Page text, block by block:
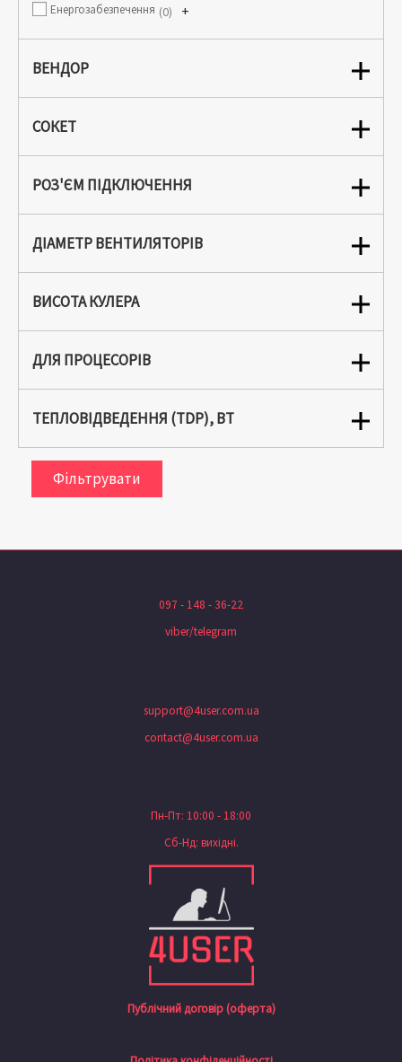
Енергозабезпечення +
0
ВЕНДОР
СОКЕТ
РОЗ'ЄМ ПІДКЛЮЧЕННЯ
ДІАМЕТР ВЕНТИЛЯТОРІВ
ВИСОТА КУЛЕРА
ДЛЯ ПРОЦЕСОРІВ
ТЕПЛОВІДВЕДЕННЯ (TDP), ВТ
Фільтрувати
097 - 148 - 36-22
viber/telegram
support@4user.com.ua
contact@4user.com.ua
Пн-Пт: 10:00 - 18:00
Сб-Нд: вихідні.
Публічний договір (оферта)